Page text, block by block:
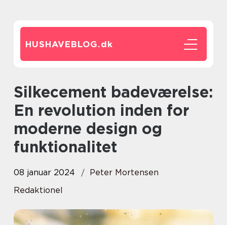
HUSHAVEBLOG.dk
Silkecement badeværelse:
En revolution inden for
moderne design og
funktionalitet
08 januar 2024
Peter Mortensen
Redaktionel